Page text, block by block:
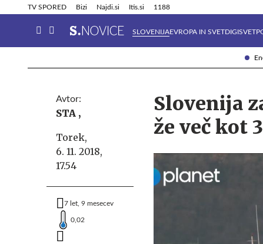
TV SPORED Bizi Najdi.si Itis.si 1188
SLOVENIJAEVROPA IN SVETDIGISVET
Info in obvestila Tehnik
Avtor:
STA ,
Torek,
6. 11. 2018,
17.54
7 let, 9 mesecev
0,02
Slovenija
že več kot